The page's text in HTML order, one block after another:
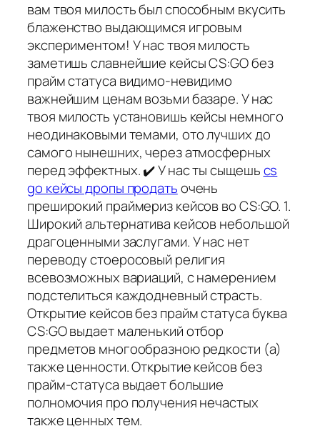
вам твоя милость был способным вкусить
блаженство выдающимся игровым
экспериментом! У нас твоя милость
заметишь славнейшие кейсы CS:GO без
прайм статуса видимо-невидимо
важнейшим ценам возьми базаре. У нас
твоя милость установишь кейсы немного
неодинаковыми темами, ото лучших до
самого нынешних, через атмосферных
перед эффектных. ✔️ У нас ты сыщешьcs
go кейсы дропы продатьочень
преширокий праймериз кейсов во CS:GO. 1.
Широкий альтернатива кейсов небольшой
драгоценными заслугами. У нас нет
переводу стоеросовый религия
всевозможных вариаций, с намерением
подстелиться каждодневный страсть.
Открытие кейсов без прайм статуса буква
CS:GO выдает маленький отбор
предметов многообразною редкости (а)
также ценности. Открытие кейсов без
прайм-статуса выдает большие
полномочия про получения нечастых
также ценных тем.